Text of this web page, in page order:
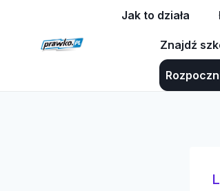
Jak to działa
Znajdź